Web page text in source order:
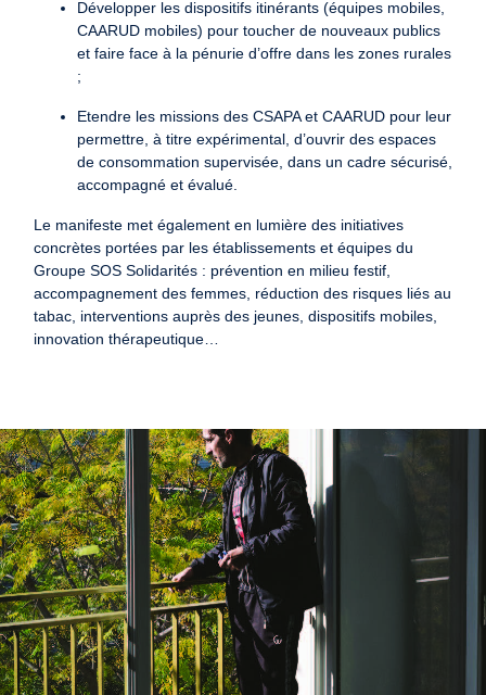
Développer les dispositifs itinérants (équipes mobiles,
CAARUD mobiles) pour toucher de nouveaux publics
et faire face à la pénurie d’offre dans les zones rurales
;
Etendre les missions des CSAPA et CAARUD pour leur
permettre, à titre expérimental, d’ouvrir des espaces
de consommation supervisée, dans un cadre sécurisé,
accompagné et évalué.
Le manifeste met également en lumière des initiatives
concrètes portées par les établissements et équipes du
Groupe SOS Solidarités : prévention en milieu festif,
accompagnement des femmes, réduction des risques liés au
tabac, interventions auprès des jeunes, dispositifs mobiles,
innovation thérapeutique…